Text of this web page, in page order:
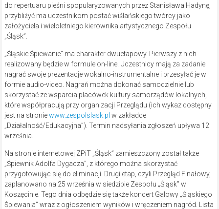
do repertuaru pieśni spopularyzowanych przez Stanisława Hadynę,
przybliżyć ma uczestnikom postać wiślańskiego twórcy jako
założyciela i wieloletniego kierownika artystycznego Zespołu
„Śląsk”.
„Śląskie Śpiewanie” ma charakter dwuetapowy. Pierwszy z nich
realizowany będzie w formule on-line. Uczestnicy mają za zadanie
nagrać swoje prezentacje wokalno-instrumentalne i przesyłać je w
formie audio-video. Nagrań można dokonać samodzielnie lub
skorzystać ze wsparcia placówek kultury samorządów lokalnych,
które współpracują przy organizacji Przeglądu (ich wykaz dostępny
jest na stroniewww.zespolslask.pl w zakładce
„Działalność/Edukacyjna”). Termin nadsyłania zgłoszeń upływa 12
września.
Na stronie internetowej ZPiT „Śląsk” zamieszczony został także
„Śpiewnik Adolfa Dygacza”, z którego można skorzystać
przygotowując się do eliminacji. Drugi etap, czyli Przegląd Finałowy,
zaplanowano na 25 września w siedzibie Zespołu „Śląsk” w
Koszęcinie. Tego dnia odbędzie się także koncert Galowy „Śląskiego
Śpiewania” wraz z ogłoszeniem wyników i wręczeniem nagród. Lista